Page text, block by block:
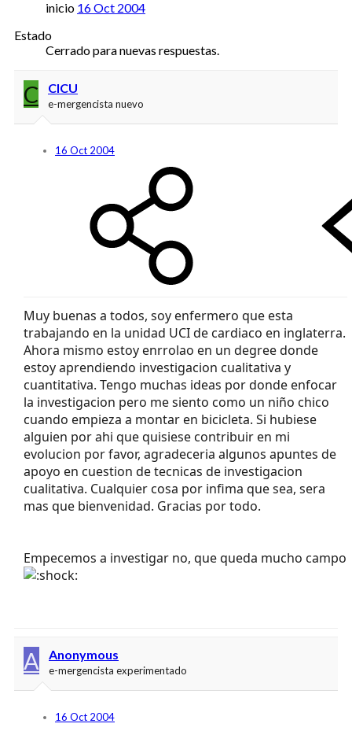
inicio 16 Oct 2004
Estado
Cerrado para nuevas respuestas.
C CICU
e-mergencista nuevo
16 Oct 2004
Muy buenas a todos, soy enfermero que esta
trabajando en la unidad UCI de cardiaco en inglaterra.
Ahora mismo estoy enrrolao en un degree donde
estoy aprendiendo investigacion cualitativa y
cuantitativa. Tengo muchas ideas por donde enfocar
la investigacion pero me siento como un niño chico
cuando empieza a montar en bicicleta. Si hubiese
alguien por ahi que quisiese contribuir en mi
evolucion por favor, agradeceria algunos apuntes de
apoyo en cuestion de tecnicas de investigacion
cualitativa. Cualquier cosa por infima que sea, sera
mas que bienvenidad. Gracias por todo.
Empecemos a investigar no, que queda mucho campo
A Anonymous
e-mergencista experimentado
16 Oct 2004